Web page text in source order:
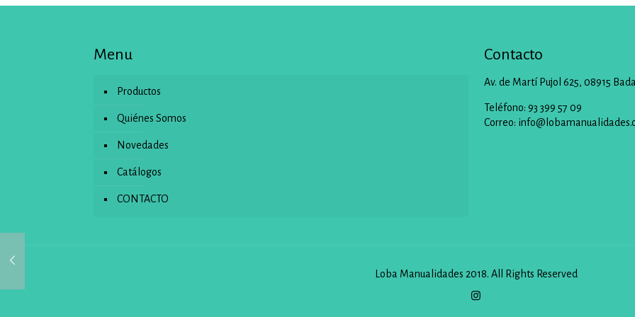
Menu
Productos
Quiénes Somos
Novedades
Catálogos
CONTACTO
Contacto
Av. de Martí Pujol 625, 08915
Teléfono: 93 399 57 09
Correo:
Loba Manualidades 2018. All Rights Reserved